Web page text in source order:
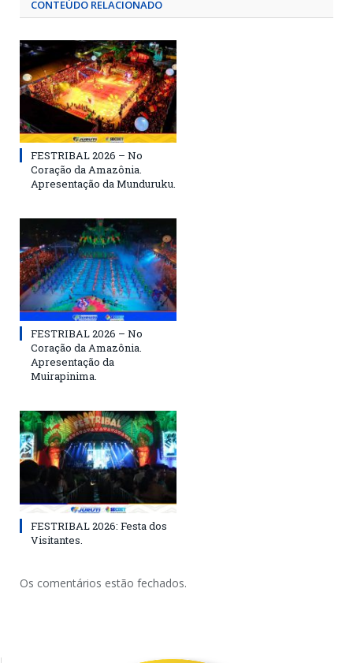
CONTEÚDO RELACIONADO
FESTRIBAL 2026 – No
Coração da Amazônia.
Apresentação da Munduruku.
FESTRIBAL 2026 – No
Coração da Amazônia.
Apresentação da
Muirapinima.
FESTRIBAL 2026: Festa dos
Visitantes.
Os comentários estão fechados.